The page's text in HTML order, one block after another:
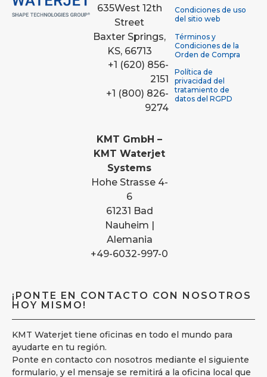
635West 12th
Street
Baxter Springs,
KS, 66713
+1 (620) 856-
2151
+1 (800) 826-
9274
KMT GmbH –
KMT Waterjet
Systems
Hohe Strasse 4-
6
61231 Bad
Nauheim |
Alemania
+49-6032-997-0
Condiciones de uso
del sitio web
Términos y
Condiciones de la
Orden de Compra
Política de
privacidad del
tratamiento de
datos del RGPD
¡PONTE EN CONTACTO CON NOSOTROS
HOY MISMO!
KMT Waterjet tiene oficinas en todo el mundo para
ayudarte en tu región.
Ponte en contacto con nosotros mediante el siguiente
formulario, y el mensaje se remitirá a la oficina local que